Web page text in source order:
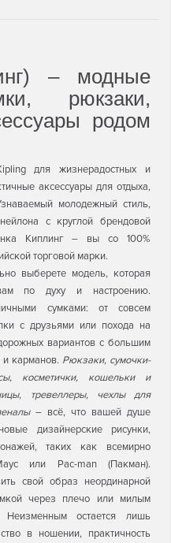
– модные
рюкзаки,
родом
для жизнерадостных и
аксессуары для отдыха,
молодежный стиль,
с круглой брендовой
Киплинг – вы со 100%
торговой марки.
выберете модель, которая
по духу и настроению.
сумками: от совсем
с друзьями или похода на
вариантов с большим
и карманов. Рюкзаки, сумочки-
косметички, кошельки и
тревеллеры, чехлы для
– всё, что вашей душе
дизайнерские рисунки,
таких как всемирно
или Pac-man (Пакман).
свой образ неординарной
через плечо или милым
остается лишь
в ношении, практичность